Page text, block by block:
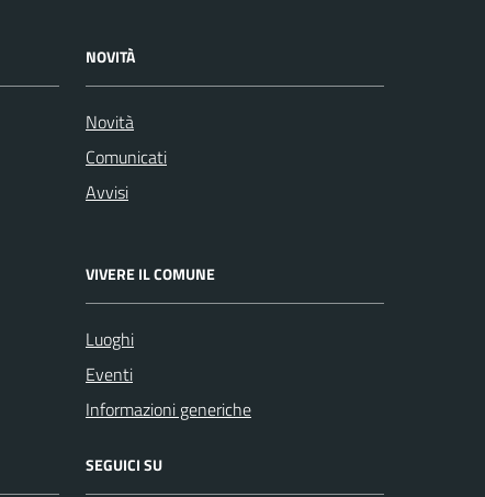
NOVITÀ
Novità
Comunicati
Avvisi
VIVERE IL COMUNE
Luoghi
Eventi
Informazioni generiche
SEGUICI SU